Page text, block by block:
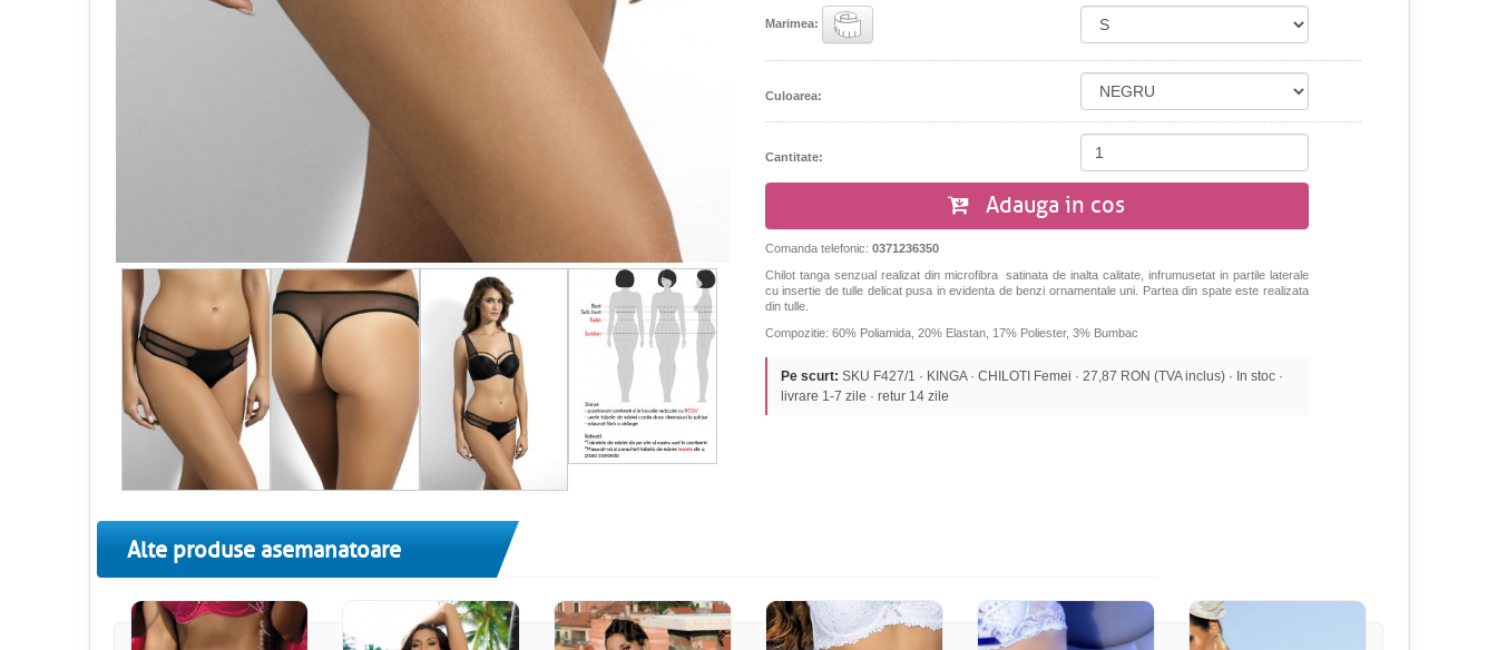
Marimea:
Culoarea:
Cantitate:
Adauga in cos
Comanda telefonic: 0371236350
Chilot tanga senzual realizat din microfibra satinata de inalta calitate, infrumusetat in partile laterale
cu insertie de tulle delicat pusa in evidenta de benzi ornamentale uni. Partea din spateeste realizata
din tulle.
Compozitie: 60% Poliamida 20% Elastan 17% Poliester, 3% Bumbac
Pe scurt: SKU F427/1 · KINGA · CHILOTI Femei · 27,87 RON (TVA inclus) · In stoc ·
livrare 1-7 zile · retur 14 zile
Alte produse asemanatoare